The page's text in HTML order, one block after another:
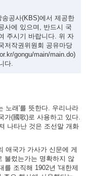
공사(KBS)에서 제공한
사에 있으며, 반드시 국
주시기 바랍니다. 위 자
저작권위원회 공유마당
gongu/main/main.do)
다.
노래'를 뜻한다. 우리나라
가(國歌)로 사용하고 있다.
나타난 것은 조선말 개화
애국가 가사가 신문에 게
불렀는가는 명확하지 않
를 조직해 1902년 '대한제